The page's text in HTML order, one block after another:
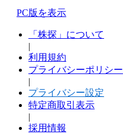
PC版を表示
「株探」について
|
利用規約
プライバシーポリシー
|
プライバシー設定
特定商取引表示
|
採用情報